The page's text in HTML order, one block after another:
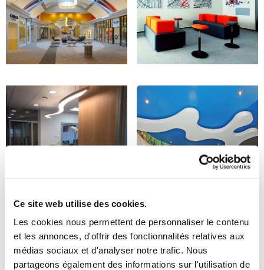
Ce site web utilise des cookies.
Les cookies nous permettent de personnaliser le contenu
et les annonces, d'offrir des fonctionnalités relatives aux
médias sociaux et d'analyser notre trafic. Nous
partageons également des informations sur l'utilisation de